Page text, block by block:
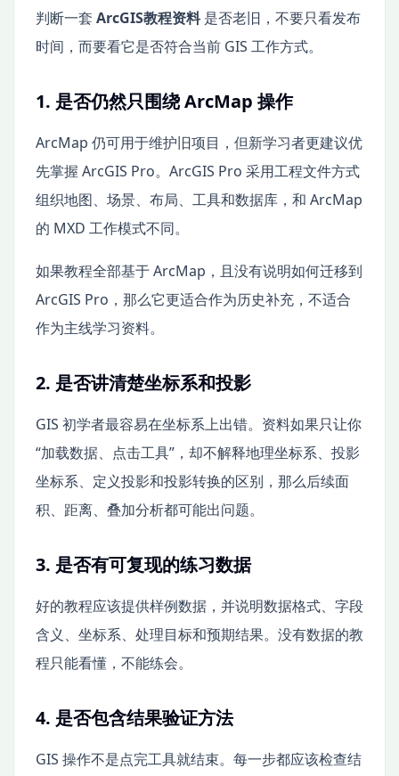
判断一套 ArcGIS教程资料是否老旧，不要只看发布
时间，而要看它是否符合当前 GIS 工作方式。
1. 是否仍然只围绕 ArcMap 操作
ArcMap 仍可用于维护旧项目，但新学习者更建议优
先掌握 ArcGIS Pro。ArcGIS Pro 采用工程文件方式
组织地图、场景、布局、工具和数据库，和 ArcMap
的 MXD 工作模式不同。
如果教程全部基于 ArcMap，且没有说明如何迁移到
ArcGIS Pro，那么它更适合作为历史补充，不适合
作为主线学习资料。
2. 是否讲清楚坐标系和投影
GIS 初学者最容易在坐标系上出错。资料如果只让你
“加载数据、点击工具”，却不解释地理坐标系、投影
坐标系、定义投影和投影转换的区别，那么后续面
积、距离、叠加分析都可能出问题。
3. 是否有可复现的练习数据
好的教程应该提供样例数据，并说明数据格式、字段
含义、坐标系、处理目标和预期结果。没有数据的教
程只能看懂，不能练会。
4. 是否包含结果验证方法
GIS 操作不是点完工具就结束。每一步都应该检查结